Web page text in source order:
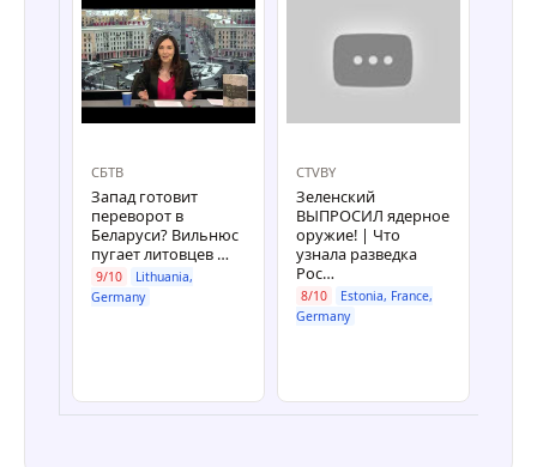
СБТВ
Запад готовит
переворот в
Беларуси? Вильнюс
пугает литовцев …
9/10
Lithuania,
Germany
CTVBY
Зеленский
ВЫПРОСИЛ ядерное
оружие! | Что
узнала разведка
Рос…
8/10
Estonia, France,
Germany